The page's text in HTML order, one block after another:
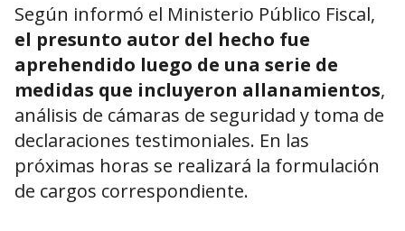
Según informó el Ministerio Público Fiscal,
el presunto autor del hecho fue
aprehendido luego de una serie de
medidas que incluyeron allanamientos,
análisis de cámaras de seguridad y toma de
declaraciones testimoniales. En las
próximas horas se realizará la formulación
de cargos correspondiente.